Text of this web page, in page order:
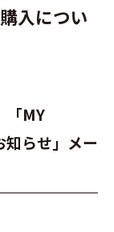
入につい
「MY
らせ」メー